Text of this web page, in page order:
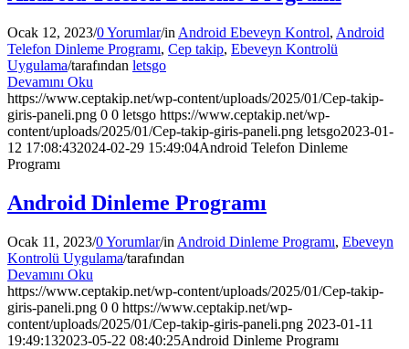
Ocak 12, 2023/0 Yorumlar/in Android Ebeveyn Kontrol, Android
Telefon Dinleme Programı, Cep takip, Ebeveyn Kontrolü
Uygulama/tarafından letsgo
Devamını Oku
https://www.ceptakip.net/wp-content/uploads/2025/01/Cep-takip-
giris-paneli.png 0 0 letsgo https://www.ceptakip.net/wp-
content/uploads/2025/01/Cep-takip-giris-paneli.png letsgo2023-01-
12 17:08:432024-02-29 15:49:04Android Telefon Dinleme
Programı
Android Dinleme Programı
Ocak 11, 2023/0 Yorumlar/in Android Dinleme Programı, Ebeveyn
Kontrolü Uygulama/tarafından
Devamını Oku
https://www.ceptakip.net/wp-content/uploads/2025/01/Cep-takip-
giris-paneli.png 0 0 https://www.ceptakip.net/wp-
content/uploads/2025/01/Cep-takip-giris-paneli.png 2023-01-11
19:49:132023-05-22 08:40:25Android Dinleme Programı